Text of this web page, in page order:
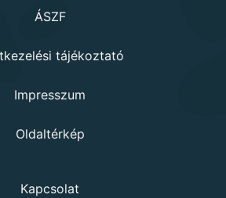
ÁSZF
tájékoztató
Impresszum
Oldaltérkép
Kapcsolat